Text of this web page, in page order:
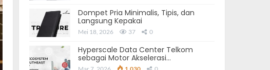
Dompet Pria Minimalis, Tipis, dan
Langsung Kepakai
Mei 18, 2026 37 0
Hyperscale Data Center Telkom
sebagai Motor Akselerasi…